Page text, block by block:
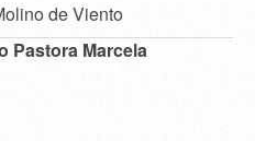
de Viento
Pastora Marcela